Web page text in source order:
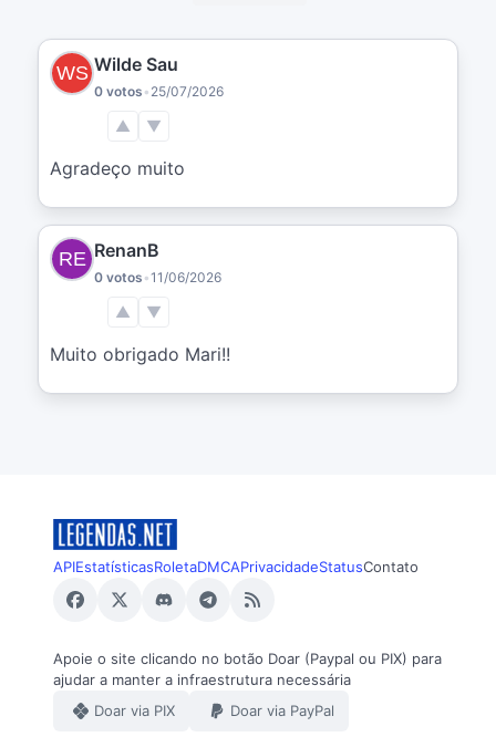
Wilde Sau
0 votos • 25/07/2026
▲ ▼
Agradeço muito
RenanB
0 votos •11/06/2026
▲ ▼
Muito obrigado Mari!!
APIEstatísticasRoletaDMCAPrivacidadeStatusContato
Apoie o site clicando no botão Doar (Paypal ou PIX) para
ajudar a manter a infraestrutura necessária
Doar via PIX
Doar via PayPal